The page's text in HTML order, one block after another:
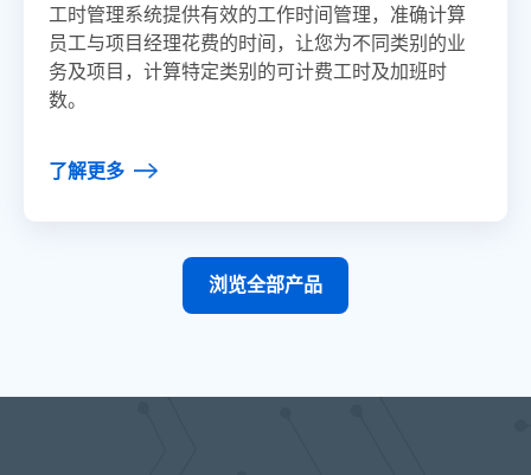
工时管理系统提供有效的工作时间管理，准确计算
员工与项目经理花费的时间，让您为不同类别的业
务及项目，计算特定类别的可计费工时及加班时
数。
了解更多
浏览全部产品